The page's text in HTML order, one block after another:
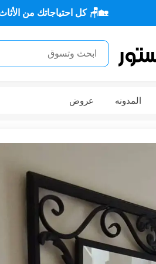
🏡🪑 كل احتياجاتك من الأثاث بسعر
المدونه عروض